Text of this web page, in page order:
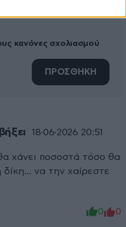
κανόνες σχολιασμού
ΠΡΟΣΘΗΚΗ
18·06·2026 20:51
χάνει ποσοστά τόσο θα
να την χαίρεστε
0 0